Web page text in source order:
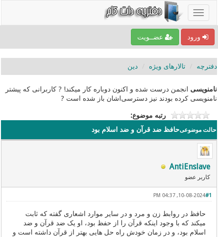
ورود عضــویت
دفترچه تالارهای ویژه دین
نامنویسی انجمن درست شده و اکنون دوباره کار میکند! ? کاربرانی که پیشتر
نامنویسی کرده بودند نیز دسترسی‌اشان باز شده است ?
رتبه موضوع:
حالت موضوعیحافظ ضد قرآن و ضد اسلام بود
AntiEnslave
کاربر عضو
#1
10-08-2024, 04:37 PM
حافظ در روابط زن و مرد و در سایر موارد اشعاری گفته که ثابت
میکند که با وجود اینکه قرآن را از حفظ بود، او یک ضد قرآن و ضد
اسلام بود، و در زمان خودش راه حل هایی بهتر از قرآن داشته است و